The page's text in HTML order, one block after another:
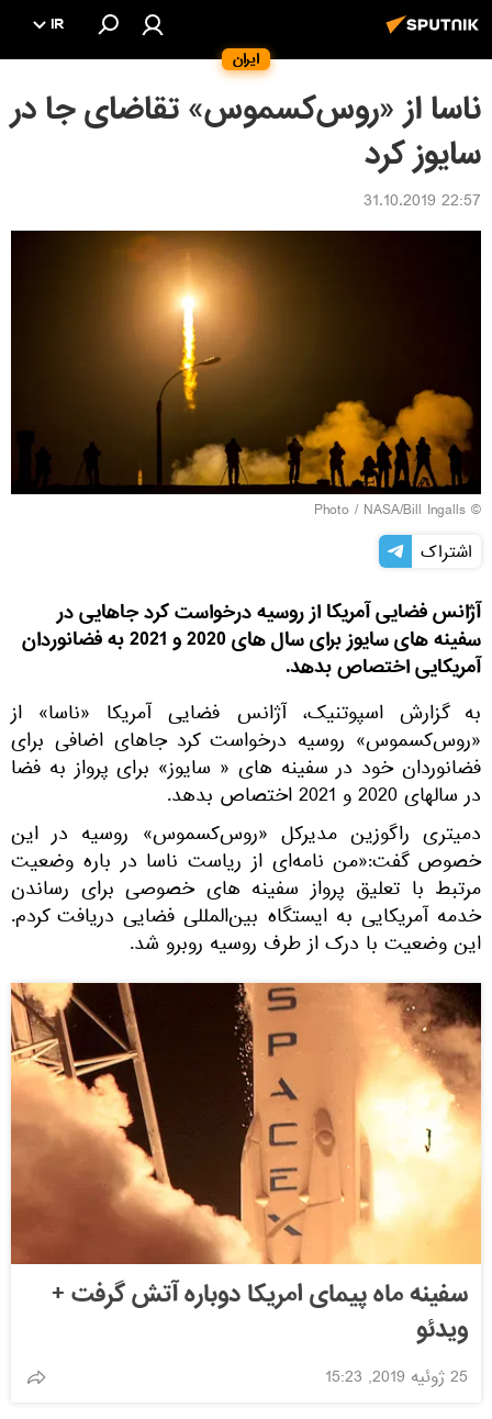
ایران
IR
ناسا از «روس‌کسموس» تقاضای جا در
سایوز کرد
22:57 31.10.2019
© Photo / NASA/Bill Ingalls
اشتراک
آژانس فضایی آمریکا از روسیه درخواست کرد جاهایی در
سفینه های سایوز برای سال های 2020 و 2021 به فضانوردان
آمریکایی اختصاص بدهد.
به گزارش اسپوتنیک، آژانس فضایی آمریکا «ناسا» از
«روس‌کسموس» روسیه درخواست کرد جاهای اضافی برای
فضانوردان خود در سفینه های « سایوز» برای پرواز به فضا
در سالهای 2020 و 2021 اختصاص بدهد.
دمیتری راگوزین مدیرکل «روس‌کسموس» روسیه در این
خصوص گفت:«من نامه‌ای از ریاست ناسا در باره وضعیت
مرتبط با تعلیق پرواز سفینه های خصوصی برای رساندن
خدمه آمریکایی به ایستگاه بین‌المللی فضایی دریافت کردم.
این وضعیت با درک از طرف روسیه روبرو شد.
سفینه ماه پیمای امریکا دوباره آتش گرفت +
ویدئو
25 ژوئیه 2019, 15:23